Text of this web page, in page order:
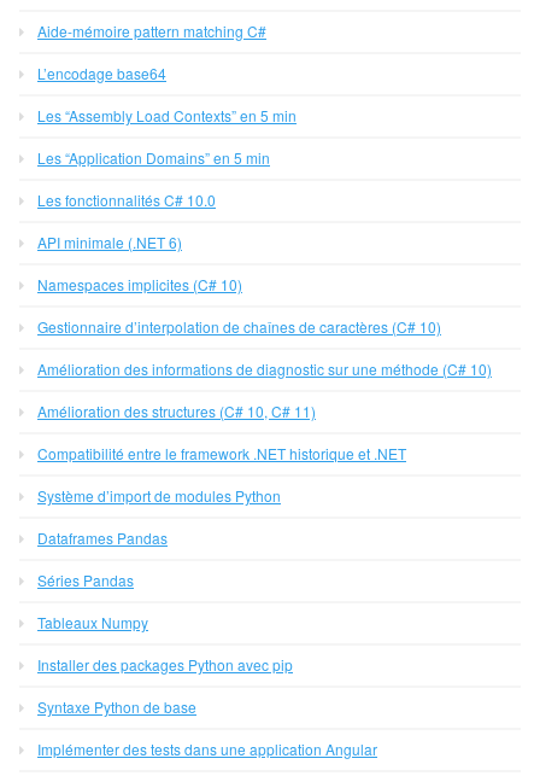
Aide-mémoire pattern matching C#
L’encodage base64
Les “Assembly Load Contexts” en 5 min
Les “Application Domains” en 5 min
Les fonctionnalités C# 10.0
API minimale (.NET 6)
Namespaces implicites (C# 10)
Gestionnaire d’interpolation de chaînes de caractères (C# 10)
Amélioration des informations de diagnostic sur une méthode (C# 10)
Amélioration des structures (C# 10, C# 11)
Compatibilité entre le framework .NET historique et .NET
Système d’import de modules Python
Dataframes Pandas
Séries Pandas
Tableaux Numpy
Installer des packages Python avec pip
Syntaxe Python de base
Implémenter des tests dans une application Angular